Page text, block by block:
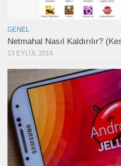
GENEL
Netmahal Nasıl Kaldırılır?
13 EYLÜL 2014